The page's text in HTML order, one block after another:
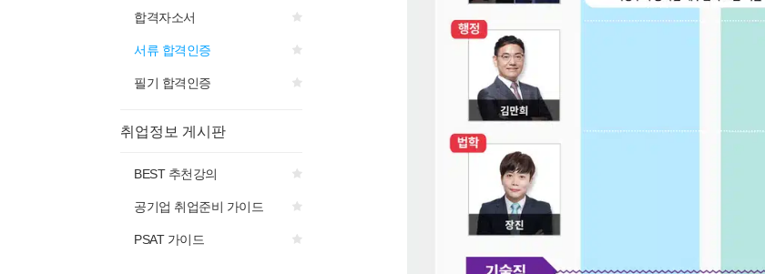
합격자소서
서류 합격인증
필기 합격인증
취업정보 게시판
BEST 추천강의
공기업 취업준비 가이드
PSAT 가이드